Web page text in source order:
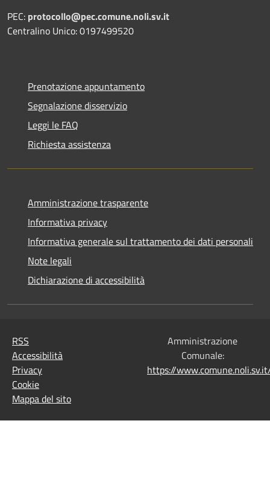
PEC: protocollo@pec.comune.noli.sv.it
Centralino Unico: 0197499520
Prenotazione appuntamento
Segnalazione disservizio
Leggi le FAQ
Richiesta assistenza
Amministrazione trasparente
Informativa privacy
Informativa generale sul trattamento dei dati personali
Note legali
Dichiarazione di accessibilità
RSS
Accessibilità
Privacy
Cookie
Mappa del sito
Amministrazione
Comunale:
https://